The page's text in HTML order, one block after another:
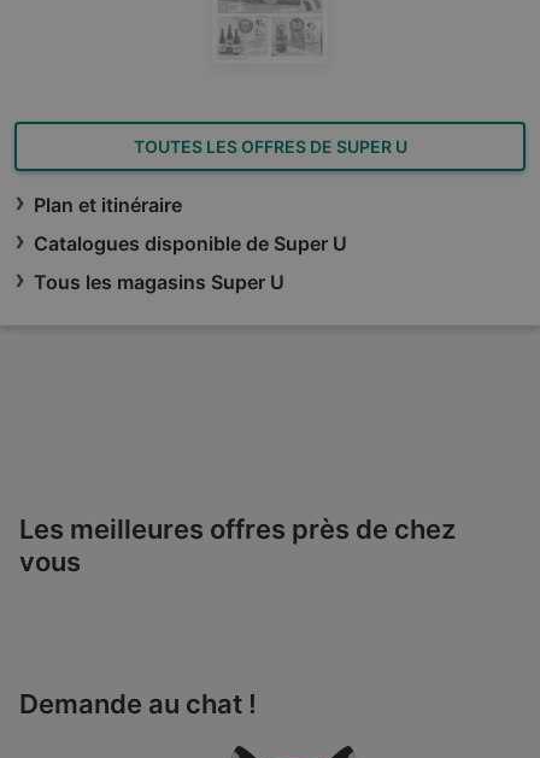
TOUTES LES OFFRES DE SUPER U
Plan et itinéraire
Catalogues disponible de Super U
Tous les magasins Super U
Les meilleures offres près de chez
vous
Demande au chat !